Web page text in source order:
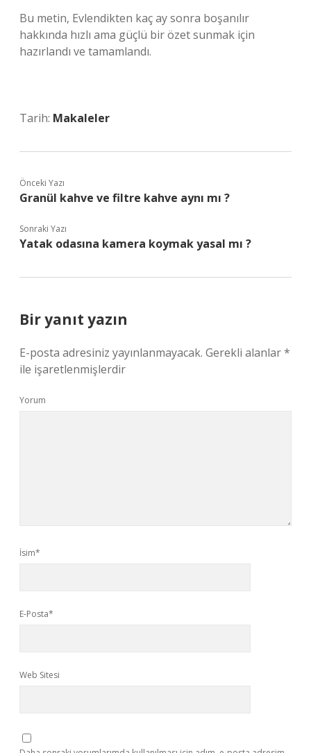
Bu metin, Evlendikten kaç ay sonra boşanılır
hakkında hızlı ama güçlü bir özet sunmak için
hazırlandı ve tamamlandı.
Tarih: Makaleler
Önceki Yazı
Granül kahve ve filtre kahve aynı mı ?
Sonraki Yazı
Yatak odasına kamera koymak yasal mı ?
Bir yanıt yazın
E-posta adresiniz yayınlanmayacak. Gerekli alanlar*
ile işaretlenmişlerdir
Yorum
İsim*
E-Posta*
Web Sitesi